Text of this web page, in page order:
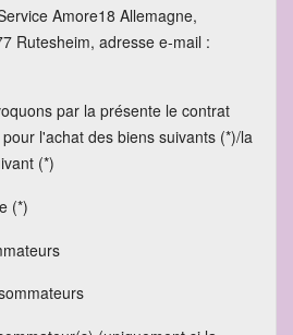
Amore18 Allemagne,
Rutesheim, adresse e-mail :
par la présente le contrat
l'achat des biens suivants (*)/la
(*)
(*)